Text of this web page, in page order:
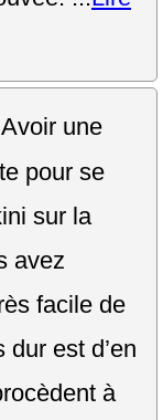
Avoir une
pour se
sur la
avez
facile de
est d’en
à